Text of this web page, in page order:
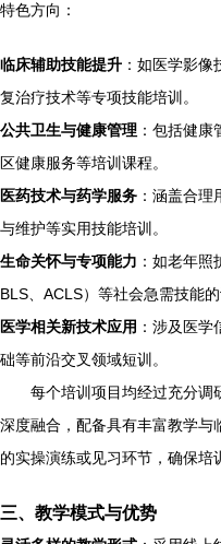
特色方向：
临床辅助技能提升 ：如医学影
复治疗技术等专项技能培训。
公共卫生与健康管理 ：包括健
区健康服务等培训课程。
医药技术与药学服务 ：涵盖合
与维护等实用技能培训。
生命关怀与专项能力 ：如老年
BLS、ACLS）等社会急需技能的
医学相关新技术应用 ：涉及医
础等前沿交叉领域短训。
每个培训项目均经过充分调
深度融合，配备具有丰富教学与
的实操演练或见习环节，确保培
三、教学模式与优势